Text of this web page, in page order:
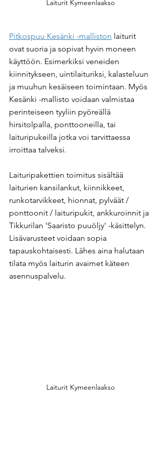
Laiturit Kymeenlaakso
Pitkospuu Kesänki -malliston laiturit
ovat suoria ja sopivat hyvin moneen
käyttöön. Esimerkiksi veneiden
kiinnitykseen, uintilaituriksi, kalasteluun
ja muuhun kesäiseen toimintaan. Myös
Kesänki -mallisto voidaan valmistaa
perinteiseen tyyliin pyöreällä
hirsitolpalla, ponttooneilla, tai
laituripukeilla jotka voi tarvittaessa
irroittaa talveksi.
Laituripakettien toimitus sisältää
laiturien kansilankut, kiinnikkeet,
runkotarvikkeet, hionnat, pylväät /
ponttoonit / laituripukit, ankkuroinnit ja
Tikkurilan 'Saaristo puuöljy' -käsittelyn.
Lisävarusteet voidaan sopia
tapauskohtaisesti. Lähes aina halutaan
tilata myös laiturin avaimet käteen
asennuspalvelu. ​
Laiturit Kymeenlaakso